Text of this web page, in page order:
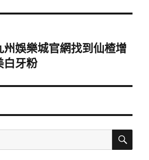
州娛樂城官網找到仙楂增
白牙粉
搜